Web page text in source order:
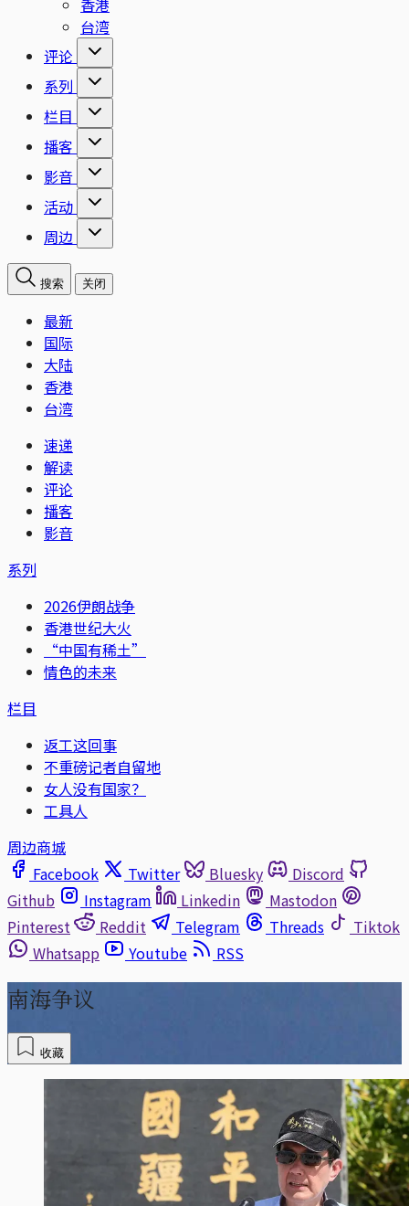
香港
台湾
评论
系列
栏目
播客
影音
活动
周边
搜索 关闭
最新
国际
大陆
香港
台湾
速递
解读
评论
播客
影音
系列
2026伊朗战争
香港世纪大火
“中国有稀土”
情色的未来
栏目
返工这回事
不重磅记者自留地
女人没有国家？
工具人
周边商城
Facebook
Twitter Bluesky
Discord
Github
Instagram Linkedin
Mastodon
Pinterest
Reddit Telegram Threads
Tiktok
Whatsapp
Youtube RSS
南海争议
收藏